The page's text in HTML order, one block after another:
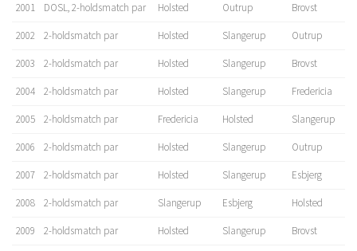
2001 DOSL, 2-holdsmatch par Holsted Outrup Brovst
2002 2-holdsmatch par Holsted Slangerup Outrup
2003 2-holdsmatch par Holsted Slangerup Brovst
2004 2-holdsmatch par Holsted Slangerup Fredericia
2005 2-holdsmatch par Fredericia Holsted Slangerup
2006 2-holdsmatch par Holsted Slangerup Outrup
2007 2-holdsmatch par Holsted Slangerup Esbjerg
2008 2-holdsmatch par Slangerup Esbjerg Holsted
2009 2-holdsmatch par Holsted Slangerup Brovst